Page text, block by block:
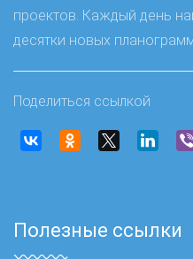
проектов. Каждый день
десятки новых
Поделиться ссылкой
Полезные ссылки